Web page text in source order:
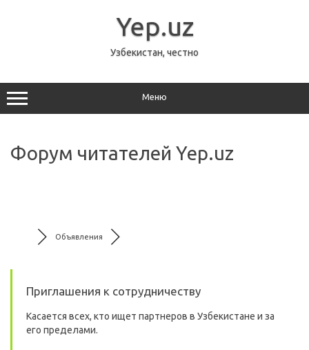
Yep.uz
Узбекистан, честно
Меню
Форум читателей Yep.uz
Объявления
Приглашения к сотрудничеству
Касается всех, кто ищет партнеров в Узбекистане и за
его пределами.